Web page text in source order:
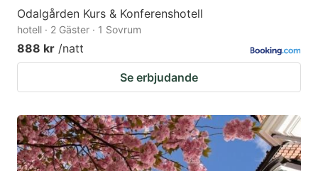
Odalgården Kurs & Konferenshotell
hotell · 2 Gäster · 1 Sovrum
888 kr /natt
Se erbjudande